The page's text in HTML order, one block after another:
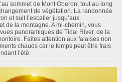
sommet de Mont Oberon, tout au long
de végétation. La randonnée
et suit l’escalier jusqu’aux
de la montagne. A mi-chemin, vous
panoramiques de Tidal River, de la
Faites attention aux falaises non
chauds car le temps peut être frais
l’été.